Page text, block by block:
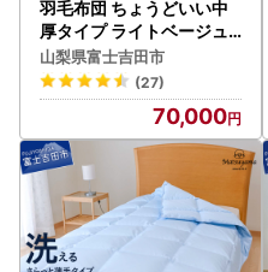
羽毛布団 ちょうどいい中
厚タイプ ライトベージュ
シングル 合い掛け布団 冬
用
山梨県富士吉田市
(27)
70,000